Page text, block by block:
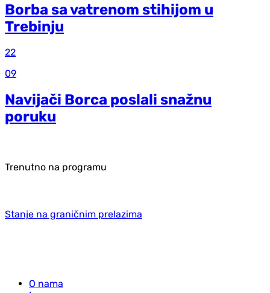
Borba sa vatrenom stihijom u
Trebinju
22
09
Navijači Borca poslali snažnu
poruku
Trenutno na programu
Stanje na graničnim prelazima
O nama